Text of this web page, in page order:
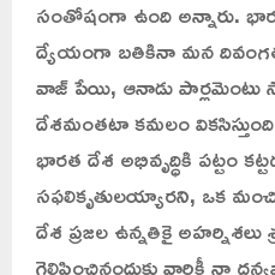
సంతోషంగా ఉంది అన్నారు.
ద్యేయంగా బతికినా మన
వాజ్ పేయి, ఆనాడు
దేశమంతటా కమలం
భారత దేశ అభివృద్ధికి పట్టం
సఫలికృతులయ్యారని, ఒక మంచి
దేశ ప్రజల ఉన్నతికై అహర్నిశలు
గెలిపించినందుకు వారికీ నా